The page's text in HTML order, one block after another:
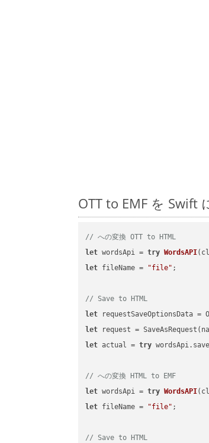
OTT to EMF を Swift
// への変換 OTT to HTML
let wordsApi = try WordsAPI(
let fileName = "file" ;
// Save to HTML
let requestSaveOptionsData =
let request =
let actual = try
// への変換 HTML to EMF
let wordsApi = try WordsAPI(
let fileName = "file" ;
// Save to HTML